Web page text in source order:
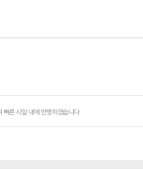
빠른 시일 내에 반영하겠습니다.